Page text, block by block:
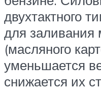
двухтактного
для заливания
(масляного
уменьшается
снижается их